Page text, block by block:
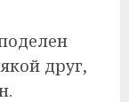
друг,